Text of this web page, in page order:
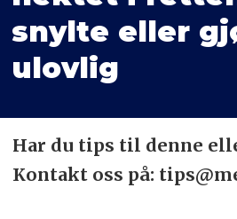
snylte eller
ulovlig
Har du tips til denne
Kontakt oss på: